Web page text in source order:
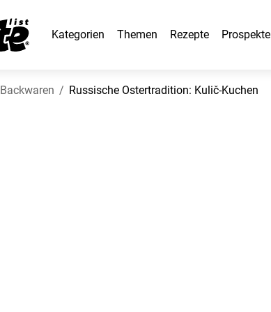
Kategorien Themen Rezepte Prospekte
Backwaren Russische Ostertradition: Kulič-Kuchen